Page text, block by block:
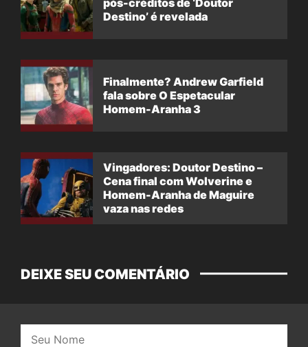
pós-créditos de ‘Doutor
Destino’ é revelada
Finalmente? Andrew Garfield
fala sobre O Espetacular
Homem-Aranha 3
Vingadores: Doutor Destino –
Cena final com Wolverine e
Homem-Aranha de Maguire
vaza nas redes
DEIXE SEU COMENTÁRIO